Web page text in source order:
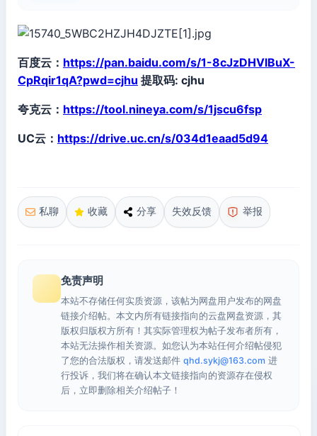
百度云： https://pan.baidu.com/s/1-8cJzDHVlBuX-
CpRqir1qA?pwd=cjhu 提取码: cjhu
夸克云： https://tool.nineya.com/s/1jscu6fsp
UC云： https://drive.uc.cn/s/034d1eaad5d94
私聊 收藏 分享 失效反馈 举报
免责声明
本站不存储任何实质资源，该帖为网盘用户发布的网盘
链接介绍帖。本文内所有链接指向的云盘网盘资源，其
版权归版权方所有！其实际管理权为帖子发布者所有，
本站无法操作相关资源。如您认为本站任何介绍帖侵犯
了您的合法版权，请发送邮件 qhd.sykj@163.com 进
行投诉，我们将在确认本文链接指向的资源存在侵权
后，立即删除相关介绍帖子！